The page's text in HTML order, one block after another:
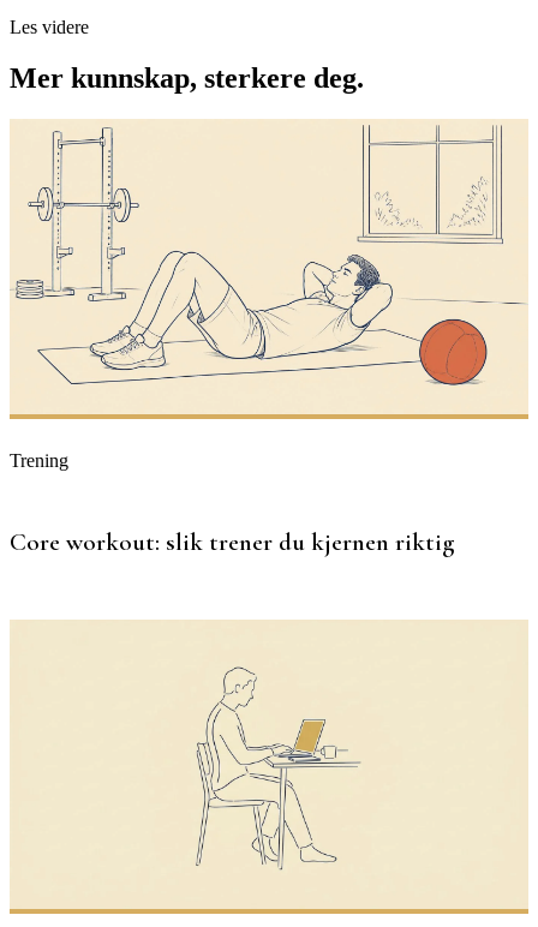
Les videre
Mer kunnskap, sterkere deg.
Trening
Core workout: slik trener du kjernen riktig